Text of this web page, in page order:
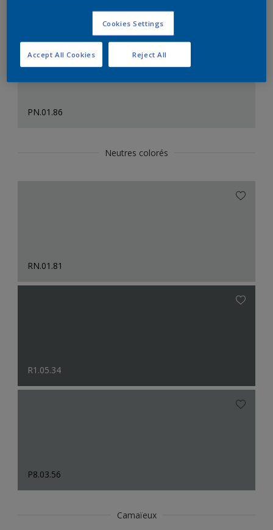
PN.01.86
Neutres colorés
RN.01.81
R1.05.34
P8.03.56
Camaïeux
Cookies Settings
Reject All
Accept All Cookies